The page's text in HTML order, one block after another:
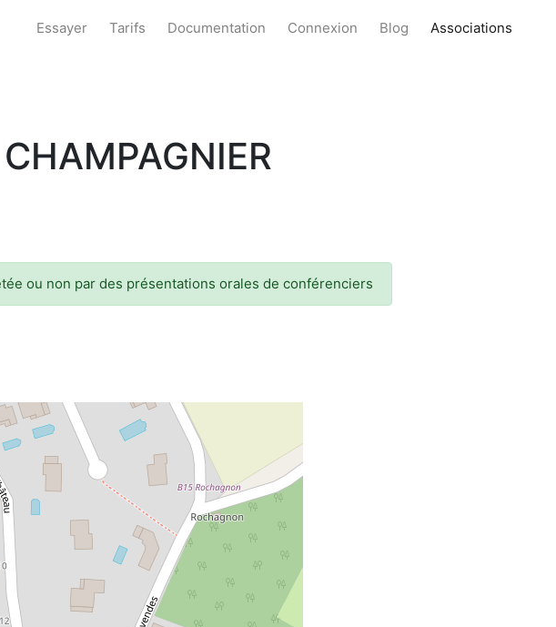
Essayer Tarifs Documentation Connexion Blog Associations
ou non par des présentations orales de conférenciers